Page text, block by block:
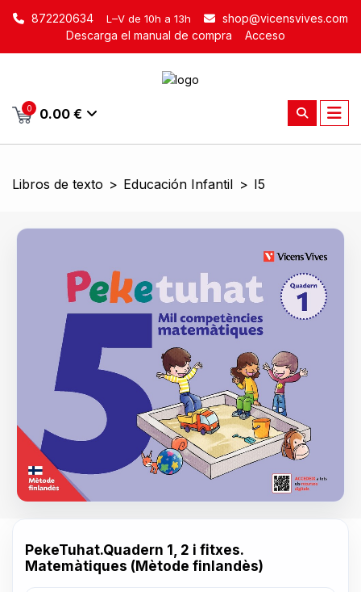
872220634 L–V de 10h a 13h
shop@vicensvives.com
Descarga el manual de compra
Acceso
0 0.00 €
Libros de texto > Educación Infantil > I5
PekeTuhat.Quadern 1, 2 i fitxes.
Matemàtiques (Mètode finlandès)